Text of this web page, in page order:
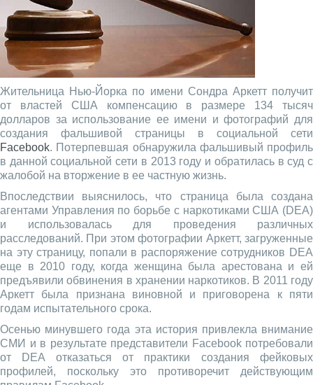
Жительница Нью-Йорка по имени Сондра Аркетт получит
от властей США компенсацию в размере 134 тысяч
долларов за использование ее имени и фотографий для
создания фальшивой страницы в социальной сети
Facebook. Потерпевшая обнаружила фальшивый профиль
в данной социальной сети в 2013 году и обратилась в суд с
жалобой на вторжение в ее частную жизнь.
Впоследствии выяснилось, что страница была создана
агентами Управления по борьбе с наркотиками США (DEA)
и использовалась для проведения различных
расследований. При этом фотографии Аркетт, загруженные
на эту страницу, попали в распоряжение сотрудников DEA
еще в 2010 году, когда женщина была арестована и ей
предъявили обвинения в хранении наркотиков. В 2011 году
Аркетт была признана виновной и приговорена к пяти
годам испытательного срока.
Осенью минувшего года эта история привлекла внимание
СМИ и в результате представители Facebook потребовали
от DEA отказаться от практики создания фейковых
профилей, поскольку это противоречит действующим